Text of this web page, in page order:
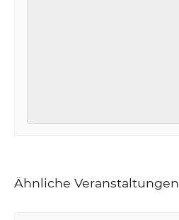
Ähnliche Veranstaltungen